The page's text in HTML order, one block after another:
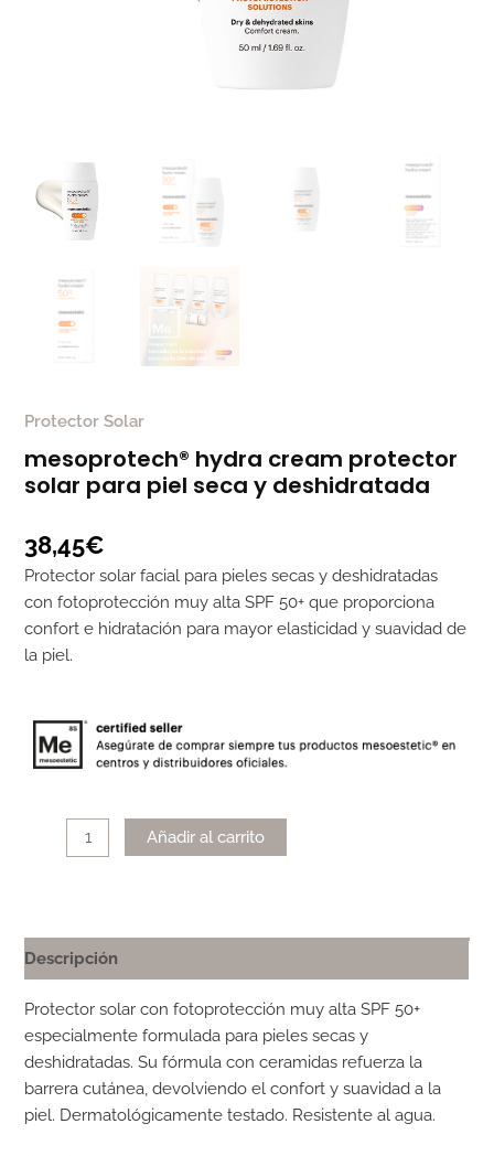
Protector Solar
mesoprotech® hydra cream protector
solar para piel seca y deshidratada
38,45€
Protector solar facial para pieles secas y deshidratadas
con fotoprotección muy alta SPF 50+ que proporciona
confort e hidratación para mayor elasticidad y suavidad de
la piel.
Añadir al carrito
Descripción
Protector solar con fotoprotección muy alta SPF 50+
especialmente formulada para pieles secas y
deshidratadas. Su fórmula con ceramidas refuerza la
barrera cutánea, devolviendo el confort y suavidad a la
piel. Dermatológicamente testado. Resistente al agua.